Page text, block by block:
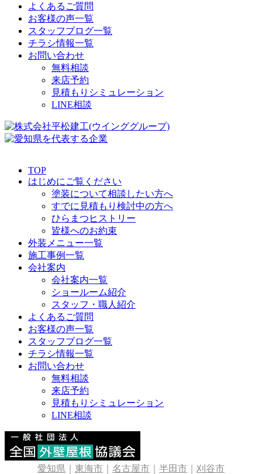
よくあるご質問
お客様の声一覧
スタッフブログ一覧
チラシ情報一覧
お問い合わせ
無料相談
来店予約
見積もりシミュレーション
LINE相談
TOP
はじめにご覧ください
塗装について相談したい方へ
すでに見積もり検討中の方へ
ひらまつヒストリー
皆様へのお約束
外装メニュー一覧
施工事例一覧
会社案内
会社案内一覧
ショールーム紹介
スタッフ・職人紹介
よくあるご質問
お客様の声一覧
スタッフブログ一覧
チラシ情報一覧
お問い合わせ
無料相談
来店予約
見積もりシミュレーション
LINE相談
愛知県 東海市 名古屋市 半田市 刈谷市